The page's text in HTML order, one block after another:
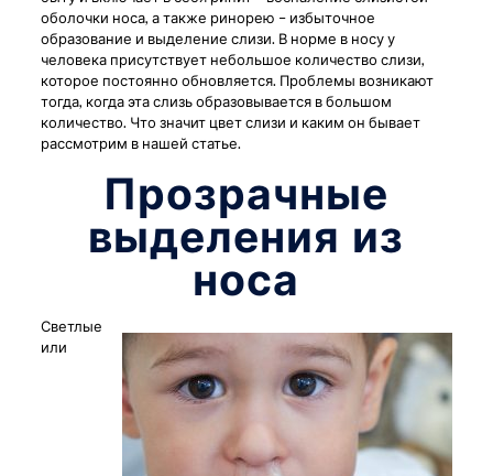
оболочки носа, а также ринорею – избыточное
образование и выделение слизи. В норме в носу у
человека присутствует небольшое количество слизи,
которое постоянно обновляется. Проблемы возникают
тогда, когда эта слизь образовывается в большом
количество. Что значит цвет слизи и каким он бывает
рассмотрим в нашей статье.
Прозрачные
выделения из
носа
Светлые
или